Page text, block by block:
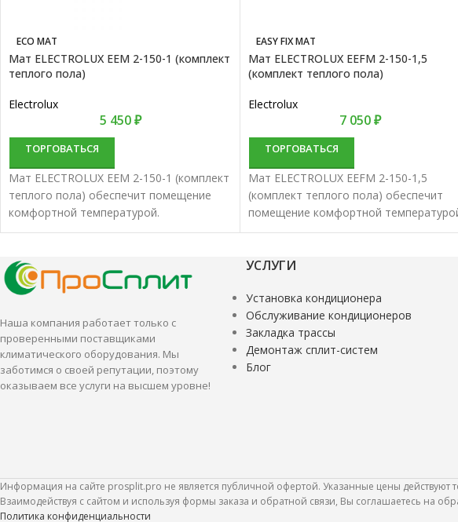
ECO MAT
Мат ELECTROLUX EEM 2-150-1 (комплект
теплого пола)
Electrolux
5 450₽
ТОРГОВАТЬСЯ
Мат ELECTROLUX EEM 2-150-1 (комплект
теплого пола) обеспечит помещение
комфортной температурой.
Нагревательные маты характеризуются
EASY FIX MAT
Мат ELECTROLUX EEFM 2-150-1,5
(комплект теплого пола)
Electrolux
7 050₽
ТОРГОВАТЬСЯ
Мат ELECTROLUX EEFM 2-150-1,5
(комплект теплого пола) обеспечит
помещение комфортной
Нагревательные маты
Наша компания работает только с
проверенными поставщиками
климатического оборудования. Мы
заботимся о своей репутации, поэтому
оказываем все услуги на высшем уровне!
УСЛУГИ
Установка кондиционера
Обслуживание кондиционеров
Закладка трассы
Демонтаж сплит-систем
Блог
Информация на сайте prosplit.pro не является публичной офертой. Указанные цены
Взаимодействуя с сайтом и используя формы заказа и обратной связи, Вы соглашаетесь на
Политика конфиденциальности